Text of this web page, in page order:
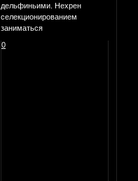
дельфиньими. Нехрен
селекционированием
заниматься
0